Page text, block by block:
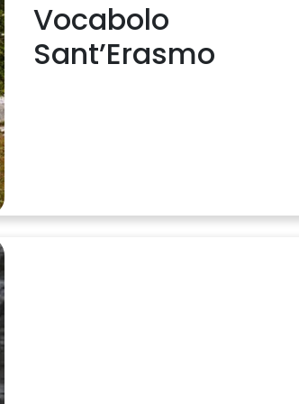
Vocabolo
Sant’Erasmo